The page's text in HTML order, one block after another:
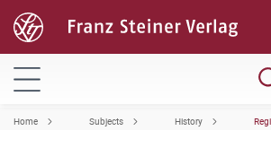
Home Subjects History